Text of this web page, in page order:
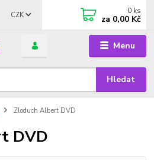
Menu
CZK
Hledat
0 ks
za 0,00 Kč
Zloduch Albert DVD
DVD